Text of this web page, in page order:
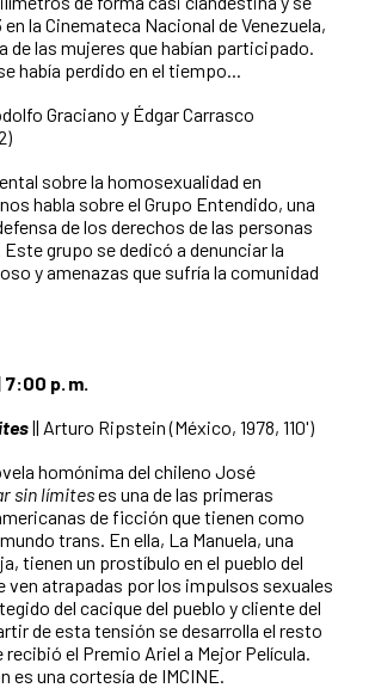
en la Cinemateca Nacional de Venezuela,
de las mujeres que habían participado.
había perdido en el tiempo...
Graciano y Édgar Carrasco
sobre la homosexualidad en
habla sobre el Grupo Entendido, una
de los derechos de las personas
grupo se dedicó a denunciar la
y amenazas que sufría la comunidad
p. m.
|| Arturo Ripstein (México, 1978, 110')
homónima del chileno José
sin límiteses una de las primeras
de ficción que tienen como
trans. En ella, La Manuela, una
tienen un prostíbulo en el pueblo del
ven atrapadas por los impulsos sexuales
del cacique del pueblo y cliente del
de esta tensión se desarrolla el resto
recibió el Premio Ariel a Mejor Película.
es una cortesía de IMCINE.